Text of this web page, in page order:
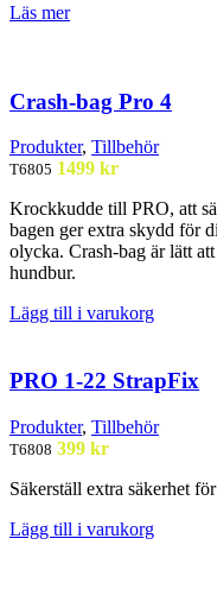
Läs mer
Crash-bag Pro 4
Produkter, Tillbehör
T6805 1499 kr
Krockkudde till PRO, att
bagen ger extra skydd för
olycka. Crash-bag är lätt
hundbur.
Lägg till i varukorg
PRO 1-22 StrapFix
Produkter, Tillbehör
T6808 399 kr
Säkerställ extra säkerhet
Lägg till i varukorg